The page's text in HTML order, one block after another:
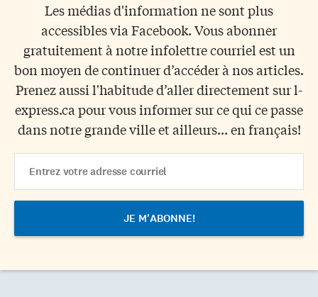
Les médias d'information ne sont plus
accessibles via Facebook. Vous abonner
gratuitement à notre infolettre courriel est un
bon moyen de continuer d’accéder à nos articles.
Prenez aussi l'habitude d’aller directement sur l-
express.ca pour vous informer sur ce qui ce passe
dans notre grande ville et ailleurs... en français!
Address